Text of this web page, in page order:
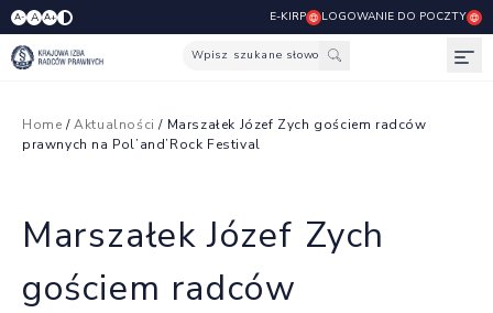
A- A A+ E-KIRP LOGOWANIE DO POCZTY
Wpisz szukane słowo
Home /Aktualności / Marszałek Józef Zych gościem radców
prawnych na Pol’and’Rock Festival
Marszałek Józef Zych
gościem radców